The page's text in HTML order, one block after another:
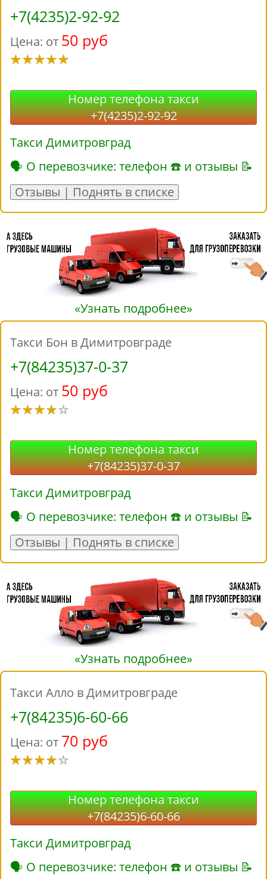
+7(4235)2-92-92
Цена: от 50 руб
Номер телефона такси
+7(4235)2-92-92
Такси Димитровград
🗣 О перевозчике: телефон ☎ и отзывы 📝
Отзывы | Поднять в списке
«Узнать подробнее»
Такси Бон в Димитровграде
+7(84235)37-0-37
Цена: от 50 руб
Номер телефона такси
+7(84235)37-0-37
Такси Димитровград
🗣 О перевозчике: телефон ☎ и отзывы 📝
Отзывы | Поднять в списке
«Узнать подробнее»
Такси Алло в Димитровграде
+7(84235)6-60-66
Цена: от 70 руб
Номер телефона такси
+7(84235)6-60-66
Такси Димитровград
🗣 О перевозчике: телефон ☎ и отзывы 📝